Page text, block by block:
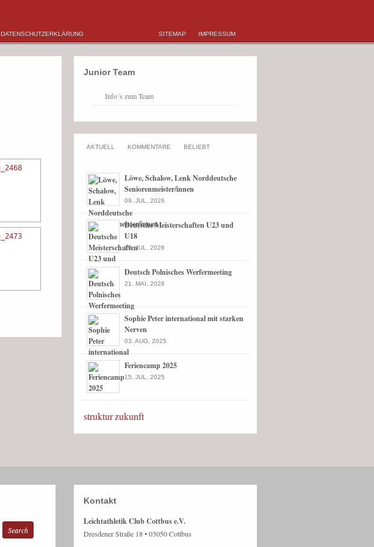
DATENSCHUTZERKLÄRUNG SITEMAP IMPRESSUM
Junior Team
Info´s zum Team
AKTUELL KOMMENTARE BELIEBT
Löwe, Schalow, Lenk Norddeutsche
Seniorenmeister/innen
09. JUL, 2026
Deutsche Meisterschaften U23 und
U18
09. JUL, 2026
Deutsch Polnisches Werfermeeting
21. MAI, 2026
Sophie Peter international mit starken
Nerven
03. AUG, 2025
Feriencamp 2025
15. JUL, 2025
strukturzukunft
Kontakt
Leichtathletik Club Cottbus e.V.
Dresdener Straße 18 • 03050 Cottbus